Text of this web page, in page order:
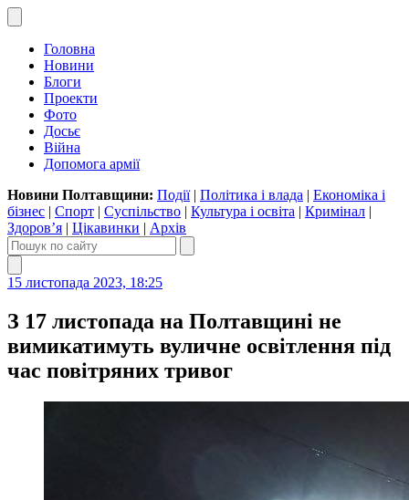
Головна
Новини
Блоги
Проекти
Фото
Досьє
Війна
Допомога армії
Новини Полтавщини: Події| Політика і влада | Економіка і
бізнес | Спорт | Суспільство | Культура і освіта | Кримінал |
Здоров’я | Цікавинки | Архів
15 листопада 2023, 18:25
З 17 листопада на Полтавщині не
вимикатимуть вуличне освітлення під
час повітряних тривог